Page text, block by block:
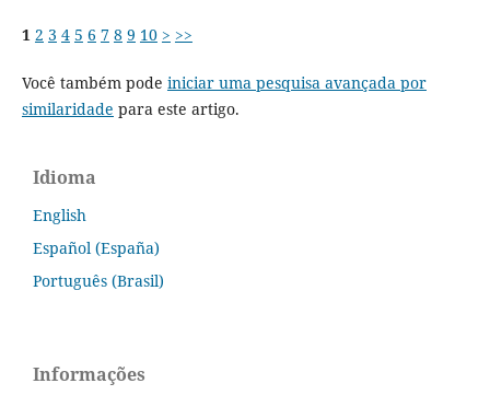
1 2 3 4 5 6 7 8 9 10 > >>
Você também pode iniciar uma pesquisa avançada por
similaridade para este artigo.
Idioma
English
Español (España)
Português (Brasil)
Informações